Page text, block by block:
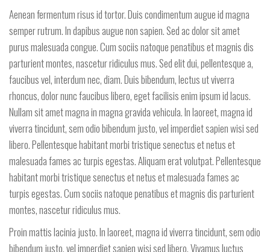
Aenean fermentum risus id tortor. Duis condimentum augue id magna
semper rutrum. In dapibus augue non sapien. Sed ac dolor sit amet
purus malesuada congue. Cum sociis natoque penatibus et magnis dis
parturient montes, nascetur ridiculus mus. Sed elit dui, pellentesque a,
faucibus vel, interdum nec, diam. Duis bibendum, lectus ut viverra
rhoncus, dolor nunc faucibus libero, eget facilisis enim ipsum id lacus.
Nullam sit amet magna in magna gravida vehicula. In laoreet, magna id
viverra tincidunt, sem odio bibendum justo, vel imperdiet sapien wisi sed
libero. Pellentesque habitant morbi tristique senectus et netus et
malesuada fames ac turpis egestas. Aliquam erat volutpat. Pellentesque
habitant morbi tristique senectus et netus et malesuada fames ac
turpis egestas. Cum sociis natoque penatibus et magnis dis parturient
montes, nascetur ridiculus mus.
Proin mattis lacinia justo. In laoreet, magna id viverra tincidunt, sem odio
bibendum justo, vel imperdiet sapien wisi sed libero. Vivamus luctus